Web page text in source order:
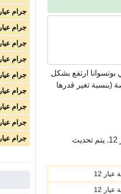
الذهب اليوم في بوتسوانا ارتفع بشكل
بوتسوانا بولا لكل أونصة (بنسبة تغير قدرها
لكل أونصة عيار 12. يتم تحديث
جرام عيار 24
جرام عيار 22
جرام عيار 21
جرام عيار 18
جرام عيار 14
جرام عيار 12
جرام عيار 10
جرام عيار 9
جرام عيار 8